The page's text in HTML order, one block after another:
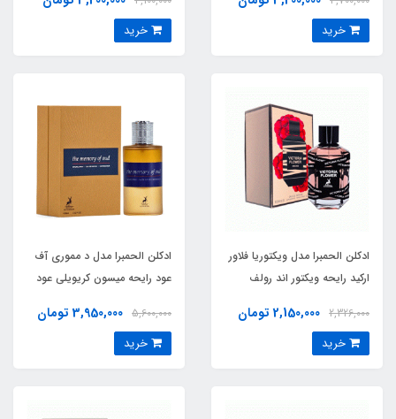
deep wood )Le Labo Santal
33
ادکلن الحمبرا مدل ویکتوریا فلاور
ارکید رایحه ویکتور اند رولف
Flower orchid) Viktor Rolf
Flowerbomb Ruby Orchid
2,326,000 2,150,000 تومان
ادکلن الحمبرا مدل د مموری آف
عود رایحه میسون کریویلی عود
oud)Maison Crivelli Oud
Maracujá
5,600,000 3,950,000 تومان